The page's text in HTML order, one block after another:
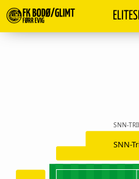
SNN-
SNN-